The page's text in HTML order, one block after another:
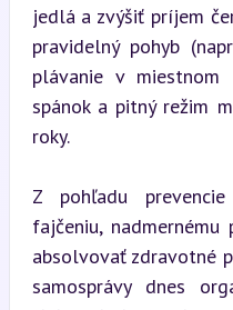
jedlá a zvýšiť príjem
pravidelný pohyb
plávanie v
spánok a pitný režim
roky.
Z pohľadu
fajčeniu,
absolvovať zdravotné
samosprávy dnes